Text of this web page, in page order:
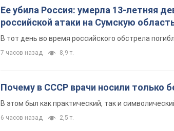
Ее убила Россия: умерла 13-летняя
российской атаки на Сумскую
В тот день во время российского обстрела
7 часов назад 8,9 т.
Почему в СССР врачи носили только
В этом был как практический, так и
6 часов назад 2,5 т.